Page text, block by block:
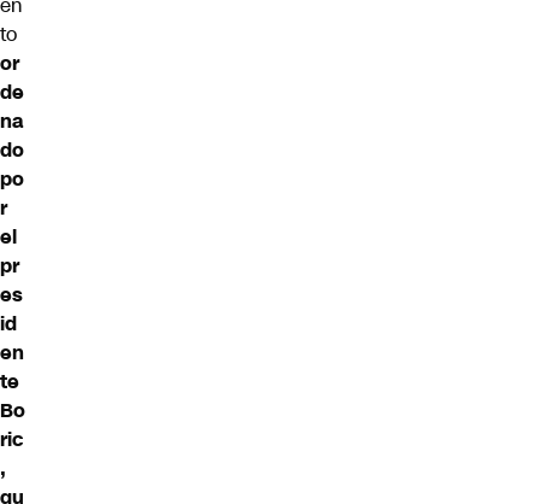
to
or
de
na
do
po
r
el
pr
es
id
en
te
Bo
ric
,
qu